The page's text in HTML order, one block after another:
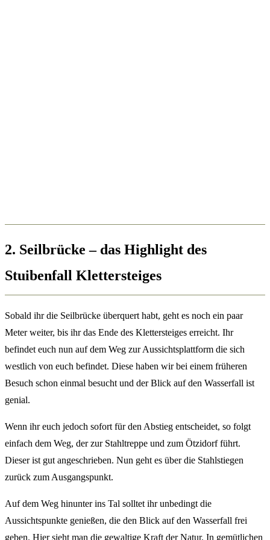
2. Seilbrücke – das Highlight des
Stuibenfall Klettersteiges
Sobald ihr die Seilbrücke überquert habt, geht es noch ein paar
Meter weiter, bis ihr das Ende des Klettersteiges erreicht. Ihr
befindet euch nun auf dem Weg zur Aussichtsplattform die sich
westlich von euch befindet. Diese haben wir bei einem früheren
Besuch schon einmal besucht und der Blick auf den Wasserfall ist
genial.
Wenn ihr euch jedoch sofort für den Abstieg entscheidet, so folgt
einfach dem Weg, der zur Stahltreppe und zum Ötzidorf führt.
Dieser ist gut angeschrieben. Nun geht es über die Stahlstiegen
zurück zum Ausgangspunkt.
Auf dem Weg hinunter ins Tal solltet ihr unbedingt die
Aussichtspunkte genießen, die den Blick auf den Wasserfall frei
geben. Hier sieht man die gewaltige Kraft der Natur. In gemütlichen